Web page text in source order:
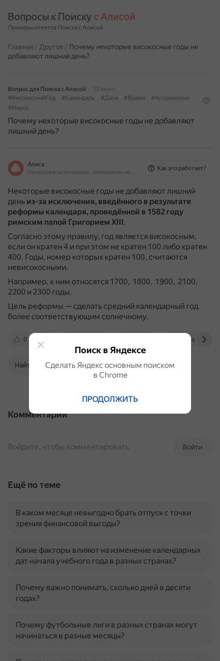
Вопросы к Поиску с Алисой
Примеры ответов Поиска с Алисой
Главная / Другое / Почему некоторые високосные годы не
добавляют лишний день?
Вопрос для Поиска с Алисой
12 июня
#ВисокосныйГод
#Календарь #Дата #Время
#Астрономия
#Наука
Почему некоторые високосные годы не добавляют
лишний день?
Алиса
На основе источников, возможны неточности
Как это работает?
Некоторые високосные годы не добавляют лишний
день из-за исключения, введённого в результате
реформы календаря, проведённой в 1582 году
римским папой Григорием XIII.
Согласно этому правилу, год является високосным,
если он кратен 4 и при этом не кратен 100 либо кратен
400. Годы, номер которых кратен 100, считаются
невисокосными.
Например, к ним относятся 1700, 1800, 1900, 2100,
2200 и 2300 годы.
Цель реформы — сделать средний календарный год
более соответствующим солнечному.
0 ru.wikipedia.org
Найти в Поиске
Комментарии
Войти
Войдите, чтобы комментировать
Ещё по теме
В каком месяце невыгодно брать отпуск с точки
зрения финансовой выгоды?
Какие факторы влияют на изменение календарных
дат начала учебного года в разных странах?
Почему важно понимать, сколько дней в десяти
годах?
Почему футбольные лиги в разных странах могут
начинаться в разные месяцы?
Поиск в Яндексе
Сделать Яндекс основным поиском
в Сhrome
ПРОДОЛЖИТЬ